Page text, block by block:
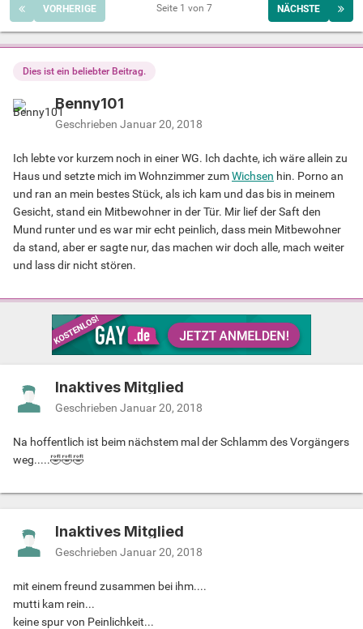
VORHERIGE NÄCHSTE
Seite 1 von 7
Dies ist ein beliebter Beitrag.
Benny101
Geschrieben Januar 20, 2018
Ich lebte vor kurzem noch in einer WG. Ich dachte, ich wäre allein zu
Haus und setzte mich im Wohnzimmer zumWichsen hin. Porno an
und ran an mein bestes Stück, als ich kam und das bis in meinem
Gesicht, stand ein Mitbewohner in der Tür. Mir lief der Saft den
Mund runter und es war mir echt peinlich, dass mein Mitbewohner
da stand, aber er sagte nur, das machen wir doch alle, mach weiter
und lass dir nicht stören.
Inaktives Mitglied
Geschrieben Januar 20, 2018
Na hoffentlich ist beim nächstem mal der Schlamm des Vorgängers
weg.....🤣🤣🤣
Inaktives Mitglied
Geschrieben Januar 20, 2018
mit einem freund zusammen bei ihm....
mutti kam rein...
keine spur von Peinlichkeit...